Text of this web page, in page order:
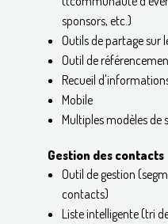
sponsors, etc.)
Outils de partage sur
Outil de
Recueil
Mobile
Multiples modèles de
Gestion des contacts
Outil de gestion
contacts)
Liste intelligente (tri